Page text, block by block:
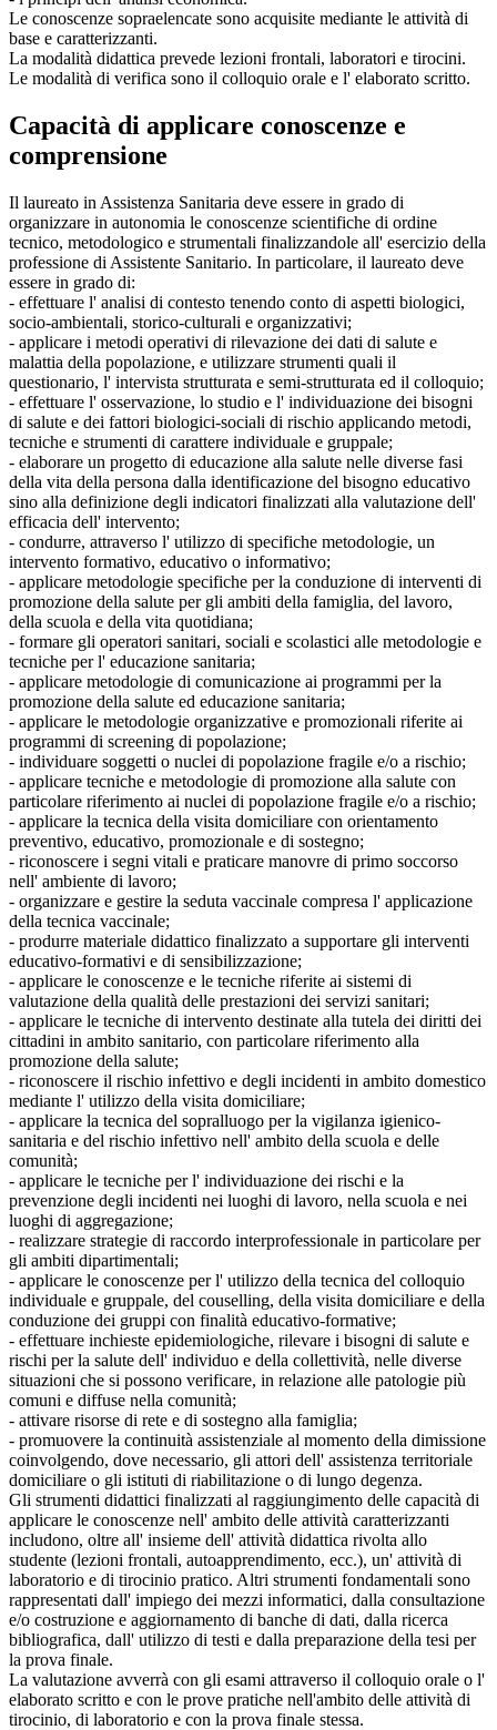
Le conoscenze sopraelencate sono acquisite mediante le attività di
base e caratterizzanti.
La modalità didattica prevede lezioni frontali, laboratori e tirocini.
Le modalità di verifica sono il colloquio orale e l' elaborato scritto.
Capacità di applicare conoscenze e
comprensione
Il laureato in Assistenza Sanitaria deve essere in grado di
organizzare in autonomia le conoscenze scientifiche di ordine
tecnico, metodologico e strumentali finalizzandole all' esercizio della
professione di Assistente Sanitario. In particolare, il laureato deve
essere in grado di:
- effettuare l' analisi di contesto tenendo conto di aspetti biologici,
socio-ambientali, storico-culturali e organizzativi;
- applicare i metodi operativi di rilevazione dei dati di salute e
malattia della popolazione, e utilizzare strumenti quali il
questionario, l' intervista strutturata e semi-strutturata ed il colloquio;
- effettuare l' osservazione, lo studio e l' individuazione dei bisogni
di salute e dei fattori biologici-sociali di rischio applicando metodi,
tecniche e strumenti di carattere individuale e gruppale;
- elaborare un progetto di educazione alla salute nelle diverse fasi
della vita della persona dalla identificazione del bisogno educativo
sino alla definizione degli indicatori finalizzati alla valutazione dell'
efficacia dell' intervento;
- condurre, attraverso l' utilizzo di specifiche metodologie, un
intervento formativo, educativo o informativo;
- applicare metodologie specifiche per la conduzione di interventi di
promozione della salute per gli ambiti della famiglia, del lavoro,
della scuola e della vita quotidiana;
- formare gli operatori sanitari, sociali e scolastici alle metodologie e
tecniche per l' educazione sanitaria;
- applicare metodologie di comunicazione ai programmi per la
promozione della salute ed educazione sanitaria;
- applicare le metodologie organizzative e promozionali riferite ai
programmi di screening di popolazione;
- individuare soggetti o nuclei di popolazione fragile e/o a rischio;
- applicare tecniche e metodologie di promozione alla salute con
particolare riferimento ai nuclei di popolazione fragile e/o a rischio;
- applicare la tecnica della visita domiciliare con orientamento
preventivo, educativo, promozionale e di sostegno;
- riconoscere i segni vitali e praticare manovre di primo soccorso
nell' ambiente di lavoro;
- organizzare e gestire la seduta vaccinale compresa l' applicazione
della tecnica vaccinale;
- produrre materiale didattico finalizzato a supportare gli interventi
educativo-formativi e di sensibilizzazione;
- applicare le conoscenze e le tecniche riferite ai sistemi di
valutazione della qualità delle prestazioni dei servizi sanitari;
- applicare le tecniche di intervento destinate alla tutela dei diritti dei
cittadini in ambito sanitario, con particolare riferimento alla
promozione della salute;
- riconoscere il rischio infettivo e degli incidenti in ambito domestico
mediante l' utilizzo della visita domiciliare;
- applicare la tecnica del sopralluogo per la vigilanza igienico-
sanitaria e del rischio infettivo nell' ambito della scuola e delle
comunità;
- applicare le tecniche per l' individuazione dei rischi e la
prevenzione degli incidenti nei luoghi di lavoro, nella scuola e nei
luoghi di aggregazione;
- realizzare strategie di raccordo interprofessionale in particolare per
gli ambiti dipartimentali;
- applicare le conoscenze per l' utilizzo della tecnica del colloquio
individuale e gruppale, del couselling, della visita domiciliare e della
conduzione dei gruppi con finalità educativo-formative;
- effettuare inchieste epidemiologiche, rilevare i bisogni di salute e
rischi per la salute dell' individuo e della collettività, nelle diverse
situazioni che si possono verificare, in relazione alle patologie più
comuni e diffuse nella comunità;
- attivare risorse di rete e di sostegno alla famiglia;
- promuovere la continuità assistenziale al momento della dimissione
coinvolgendo, dove necessario, gli attori dell' assistenza territoriale
domiciliare o gli istituti di riabilitazione o di lungo degenza.
Gli strumenti didattici finalizzati al raggiungimento delle capacità di
applicare le conoscenze nell' ambito delle attività caratterizzanti
includono, oltre all' insieme dell' attività didattica rivolta allo
studente (lezioni frontali, autoapprendimento, ecc.), un' attività di
laboratorio e di tirocinio pratico. Altri strumenti fondamentali sono
rappresentati dall' impiego dei mezzi informatici, dalla consultazione
e/o costruzione e aggiornamento di banche di dati, dalla ricerca
bibliografica, dall' utilizzo di testi e dalla preparazione della tesi per
la prova finale.
La valutazione avverrà con gli esami attraverso il colloquio orale o l'
elaborato scritto e con le prove pratiche nell'ambito delle attività di
tirocinio, di laboratorio e con la prova finale stessa.